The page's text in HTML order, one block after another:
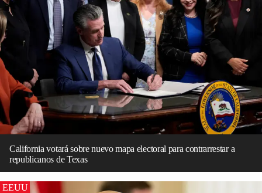
California votará sobre nuevo mapa electoral para contrarrestar a
republicanos de Texas
EEUU